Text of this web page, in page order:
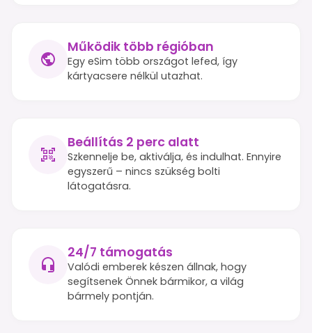
Működik több régióban
Egy eSim több országot lefed, így
kártyacsere nélkül utazhat.
Beállítás 2 perc alatt
Szkennelje be, aktiválja, és indulhat. Ennyire
egyszerű – nincs szükség bolti
látogatásra.
24/7 támogatás
Valódi emberek készen állnak, hogy
segítsenek Önnek bármikor, a világ
bármely pontján.